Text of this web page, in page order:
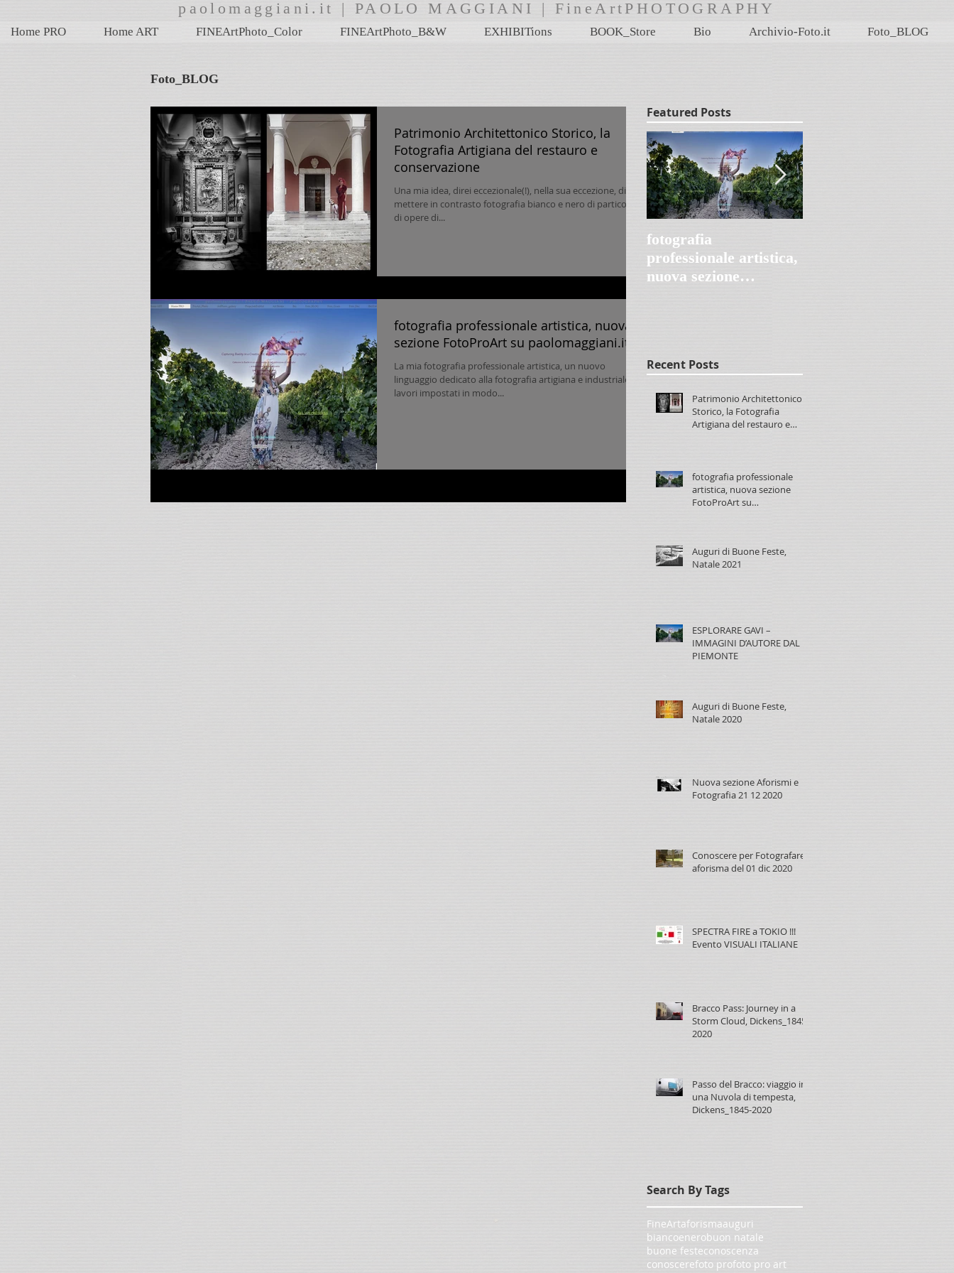
paolomaggiani.it | PAOLO MAGGIANI | FineArtPHOTOGRAPHY
Home PRO Home ART FINEArtPhoto_Color FINEArtPhoto_B&W EXHIBITions BOOK_Store Bio Archivio-Foto.it Foto_BLOG
Foto_BLOG
Patrimonio Architettonico Storico, la
Fotografia Artigiana del restauro e
conservazione
Una mia idea, direi eccezionale(!), nella sua eccezione, di
mettere in contrasto fotografia bianco e nero di particolari
di opere di...
fotografia professionale artistica, nuova
sezione FotoProArt su paolomaggiani.it
La mia fotografia professionale artistica, un nuovo
linguaggio dedicato alla fotografia artigiana e industriale,
lavori impostati in modo...
Featured Posts
fotografia
professionale artistica,
nuova sezione
Recent Posts
Patrimonio Architettonico
Storico, la Fotografia
Artigiana del restauro e
fotografia professionale
artistica, nuova sezione
FotoProArt su
Auguri di Buone Feste,
Natale 2021
ESPLORARE GAVI –
IMMAGINI D’AUTORE DAL
PIEMONTE
Auguri di Buone Feste,
Natale 2020
Nuova sezione Aforismi e
Fotografia 21 12 2020
Conoscere per Fotografare,
aforisma del 01 dic 2020
SPECTRA FIRE a TOKIO !!!
Evento VISUALI ITALIANE
Bracco Pass: Journey in a
Storm Cloud, Dickens_1845-
2020
Passo del Bracco: viaggio in
una Nuvola di tempesta,
Dickens_1845-2020
Search By Tags
FineArtaforismaauguri
biancoenerobuon natale
buone festeconoscenza
conoscerefoto profoto pro art